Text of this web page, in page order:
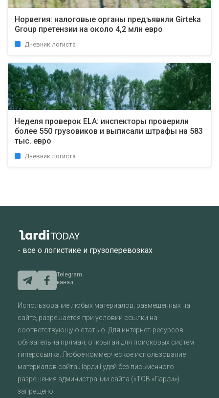
Норвегия: налоговые органы предъявили Girteka
Group претензии на около 4,2 млн евро
Дневник логиста
Неделя проверок ELA: инспекторы проверили
более 550 грузовиков и выписали штрафы на 583
тыс. евро
Дневник логиста
- все о логистике и грузоперевозках
Telegram
канал
Использование любых материалов, размещенных на
сайте, разрешается при условии ссылки на
соответствующую статью. Для интернет-ресурсов
обязательна прямая, открытая для поисковых систем
гиперссылка. Любое коммерческое использование
материалов сайта ЛардиТудей без письменного
разрешения администрации сайта («ТОВ «Ларди»)
запрещено.